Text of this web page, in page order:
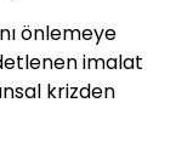
önlemeye
imalat
krizden